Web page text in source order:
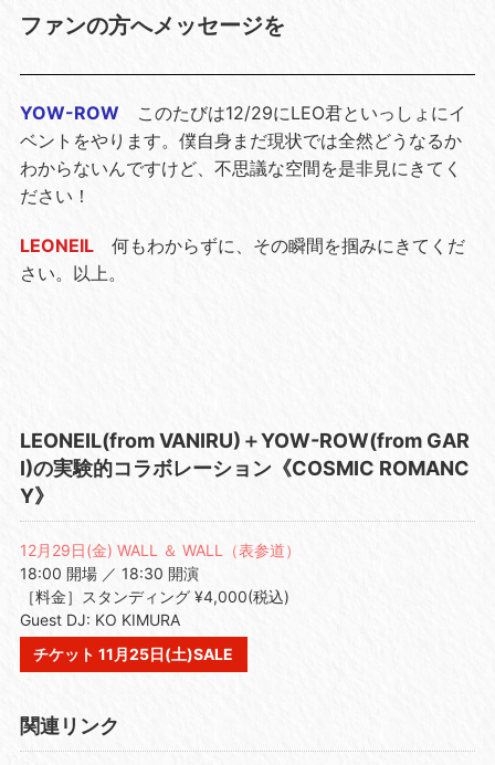
ファンの方へメッセージを
YOW-ROW
このたびは12/29にLEO君といっしょにイ
ベントをやります。僕自身まだ現状では全然どうなるか
わからないんですけど、不思議な空間を是非見にきてく
ださい！
LEONEIL 何もわからずに、その瞬間を掴みにきてくだ
さい。以上。
LEONEIL(from VANIRU)＋YOW-ROW(from GAR
I)の実験的コラボレーション《COSMIC ROMANC
Y》
12月29日(金) WALL ＆ WALL（表参道）
18:00 開場 ／ 18:30 開演
［料金］スタンディング ¥4,000(税込)
Guest DJ: KO KIMURA
チケット 11月25日(土)SALE
関連リンク